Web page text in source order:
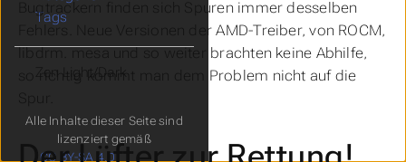
Bugtrackern finden sich Spuren immer desselben
Fehlers. Neue Versionen der AMD-Treiber, von ROCM,
libdrm. mesa und so weiter brachten keine Abhilfe,
so richtig kommt man dem Problem nicht auf die
Tags
Theme
Alle Inhalte dieser Seite sind
lizenziert gemäß
CC BY-SA 4.0